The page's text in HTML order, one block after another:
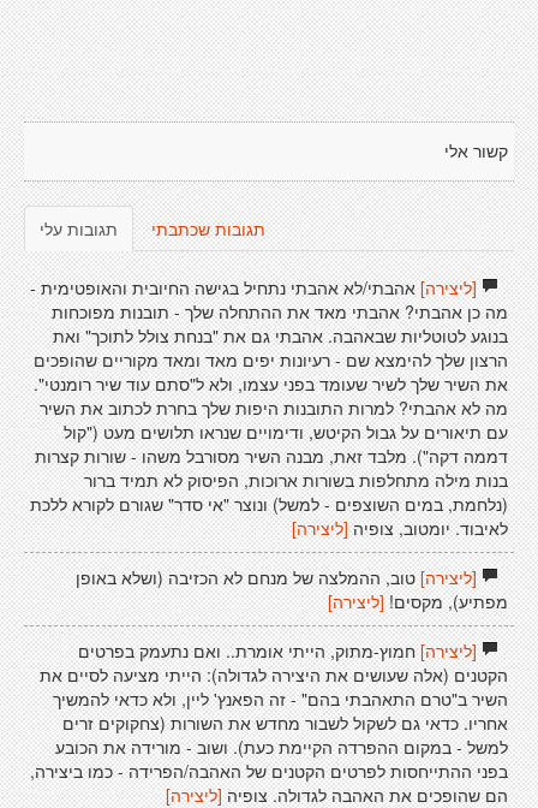
קשור אלי
תגובות עלי תגובות שכתבתי
[ליצירה]אהבתי/לא אהבתי נתחיל בגישה החיובית והאופטימית -
מה כן אהבתי? אהבתי מאד את ההתחלה שלך - תובנות מפוכחות
בנוגע לטוטליות שבאהבה. אהבתי גם את "בנחת צולל לתוכך" ואת
הרצון שלך להימצא שם - רעיונות יפים מאד ומאד מקוריים שהופכים
את השיר שלך לשיר שעומד בפני עצמו, ולא ל"סתם עוד שיר רומנטי".
מה לא אהבתי? למרות התובנות היפות שלך בחרת לכתוב את השיר
עם תיאורים על גבול הקיטש, ודימויים שנראו תלושים מעט ("קול
דממה דקה"). מלבד זאת, מבנה השיר מסורבל משהו - שורות קצרות
בנות מילה מתחלפות בשורות ארוכות, הפיסוק לא תמיד ברור
(נלחמת, במים השוצפים - למשל) ונוצר "אי סדר" שגורם לקורא ללכת
לאיבוד. יומטוב, צופיה [ליצירה]
[ליצירה]טוב, ההמלצה של מנחם לא הכזיבה (ושלא באופן
מפתיע), מקסים! [ליצירה]
[ליצירה]חמוץ-מתוק, הייתי אומרת.. ואם נתעמק בפרטים
הקטנים (אלה שעושים את היצירה לגדולה): הייתי מציעה לסיים את
השיר ב"טרם התאהבתי בהם" - זה הפאנץ' ליין, ולא כדאי להמשיך
אחריו. כדאי גם לשקול לשבור מחדש את השורות (צחקוקים זרים
למשל - במקום ההפרדה הקיימת כעת). ושוב - מורידה את הכובע
בפני ההתייחסות לפרטים הקטנים של האהבה/הפרידה - כמו ביצירה,
הם שהופכים את האהבה לגדולה. צופיה [ליצירה]